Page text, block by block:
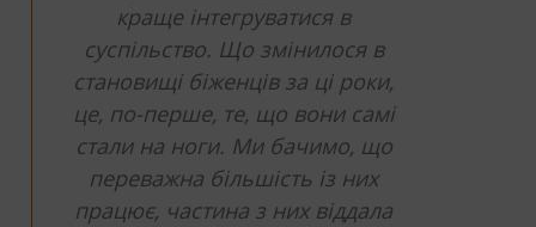
краще інтегруватися в
суспільство. Що змінилося в
становищі біженців за ці роки,
це, по-перше, те, що вони самі
стали на ноги. Ми бачимо, що
переважна більшість із них
працює, частина з них віддала